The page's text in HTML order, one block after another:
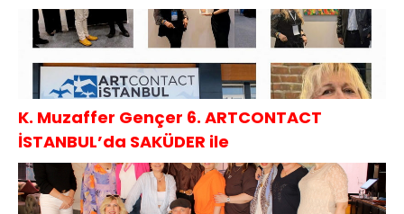
K. Muzaffer Gençer 6. ARTCONTACT
İSTANBUL’da SAKÜDER ile